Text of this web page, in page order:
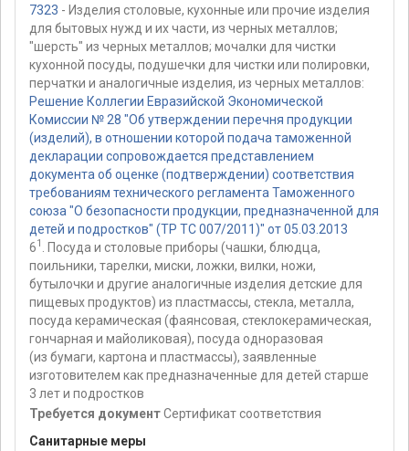
7323 - Изделия столовые, кухонные или прочие изделия
для бытовых нужд и их части, из черных металлов;
"шерсть" из черных металлов; мочалки для чистки
кухонной посуды, подушечки для чистки или полировки,
перчатки и аналогичные изделия, из черных металлов:
Решение Коллегии Евразийской Экономической
Комиссии № 28 "Об утверждении перечня продукции
(изделий), в отношении которой подача таможенной
декларации сопровождается представлением
документа об оценке (подтверждении) соответствия
требованиям технического регламента Таможенного
союза "О безопасности продукции, предназначенной для
детей и подростков" (ТР ТС 007/2011)" от 05.03.2013
61
. Посуда и столовые приборы (чашки, блюдца,
поильники, тарелки, миски, ложки, вилки, ножи,
бутылочки и другие аналогичные изделия детские для
пищевых продуктов) из пластмассы, стекла, металла,
посуда керамическая (фаянсовая, стеклокерамическая,
гончарная и майоликовая), посуда одноразовая
(из бумаги, картона и пластмассы), заявленные
изготовителем как предназначенные для детей старше
3 лет и подростков
Требуется документСертификат соответствия
Санитарные меры